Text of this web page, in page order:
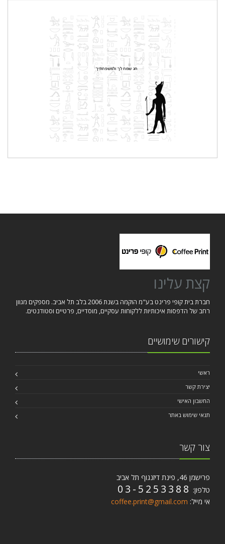
קצת עלינו
חברת בית קופי פרינט בע"מ הוקמה בשנת 2006 בלב תל אביב. מספקים מגוון
רחב של הדפסות איכותיות ללקוחות עסקיים, מוסדיים, פרטיים וסטודנטים.
קישורים שימושיים
ראשי
יצירת קשר
החשבון האישי
תנאי שימוש באתר
צור קשר
פרישמן 46, פינת דיזנגוף תל אביב
טלפון: 03-5253388
אי מייל: coffee.print@gmail.com